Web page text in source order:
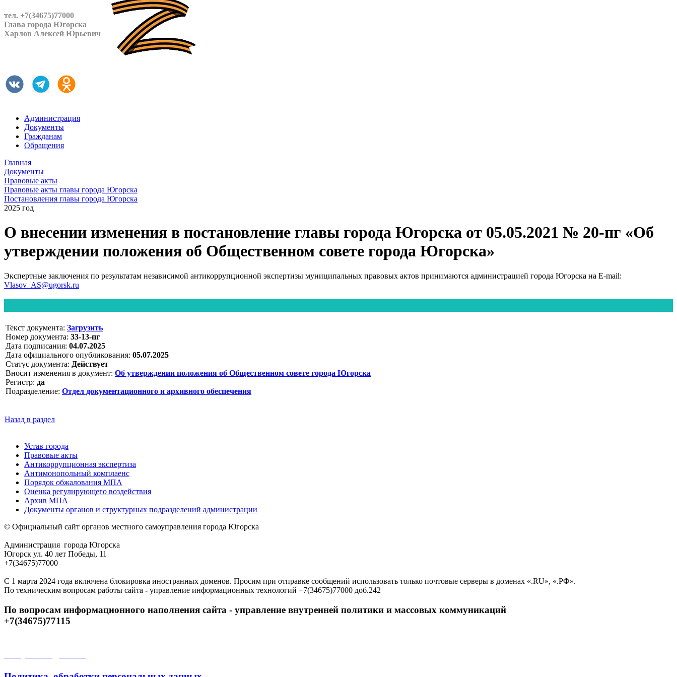
тел. +7(34675)77000
Глава города Югорска
Харлов Алексей Юрьевич
Администрация
Документы
Гражданам
Обращения
Главная
Документы
Правовые акты
Правовые акты главы города Югорска
Постановления главы города Югорска
2025 год
О внесении изменения в постановление главы города Югорска от 05.05.2021 № 20-пг «Об
утверждении положения об Общественном совете города Югорска»
Экспертные заключения по результатам независимой антикоррупционной экспертизы муниципальных правовых актов принимаются администрацией города Югорска на E-mail:
Vlasov_AS@ugorsk.ru
Текст документа: Загрузить
Номер документа: 33-13-пг
Дата подписания: 04.07.2025
Дата официального опубликования: 05.07.2025
Статус документа: Действует
Вносит изменения в документ: Об утверждении положения об Общественном совете города Югорска
Регистр: да
Подразделение: Отдел документационного и архивного обеспечения
Назад в раздел
Устав города
Правовые акты
Антикоррупционная экспертиза
Антимонопольный комплаенс
Порядок обжалования МПА
Оценка регулирующего воздействия
Архив МПА
Документы органов и структурных подразделений администрации
© Официальный сайт органов местного самоуправления города Югорска
Администрация города Югорска
Югорск ул. 40 лет Победы, 11
+7(34675)77000
С 1 марта 2024 года включена блокировка иностранных доменов. Просим при отправке сообщений использовать только почтовые серверы в доменах «.RU», «.РФ».
По техническим вопросам работы сайта - управление информационных технологий +7(34675)77000 доб.242
По вопросам информационного наполнения сайта - управление внутренней политики и массовых коммуникаций
+7(34675)77115